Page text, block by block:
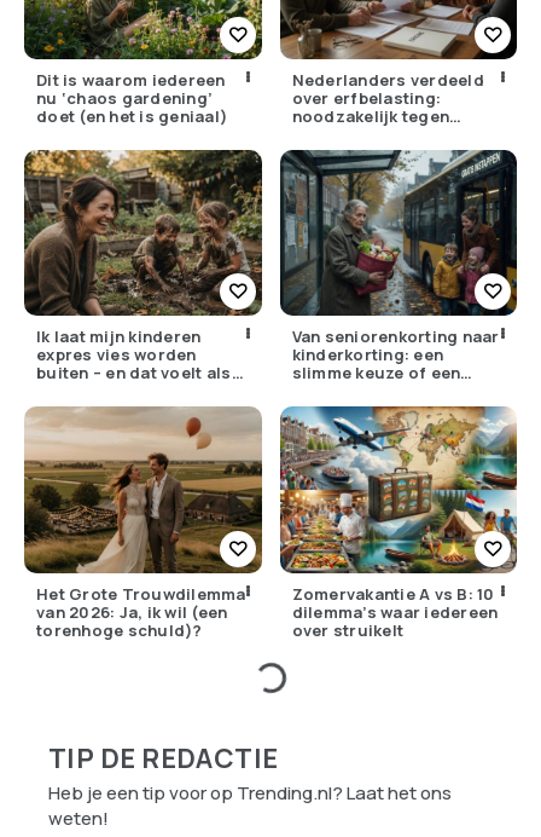
Dit is waarom iedereen
nu ‘chaos gardening’
doet (en het is geniaal)
Nederlanders verdeeld
over erfbelasting:
noodzakelijk tegen
Ik laat mijn kinderen
expres vies worden
buiten – en dat voelt als
Van seniorenkorting naar
kinderkorting: een
slimme keuze of een
Het Grote Trouwdilemma
van 2026: Ja, ik wil (een
torenhoge schuld)?
Zomervakantie A vs B: 10
dilemma’s waar iedereen
over struikelt
TIP DE REDACTIE
Heb je een tip voor op Trending.nl? Laat het ons
weten!